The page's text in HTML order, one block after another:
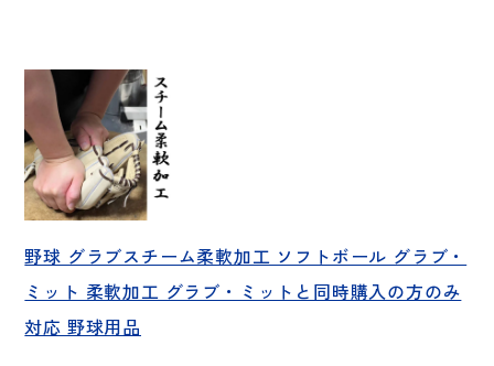
野球 グラブスチーム柔軟加工 ソフトボール グラブ・
ミット 柔軟加工 グラブ・ミットと同時購入の方のみ
対応 野球用品